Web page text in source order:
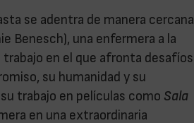
se adentra de manera cercana
Benesch), una enfermera a la
en el que afronta desafíos
su humanidad y su
trabajo en películas como Sala
en una extraordinaria